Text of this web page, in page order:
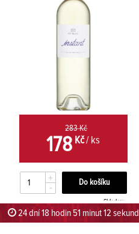
283 Kč
178 Kč/ ks
+
-
Skladem
24 dní 18 hodin 51 minut 12 sekund